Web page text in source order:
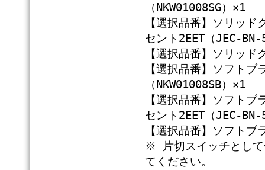
（NKW01008SG）×1
【選択品番】ソリッ
セント2EET（JEC-BN-
【選択品番】ソリッ
【選択品番】ソフト
（NKW01008SB）×1
【選択品番】ソフト
セント2EET（JEC-BN-
【選択品番】ソフト
※ 片切スイッチとし
てください。